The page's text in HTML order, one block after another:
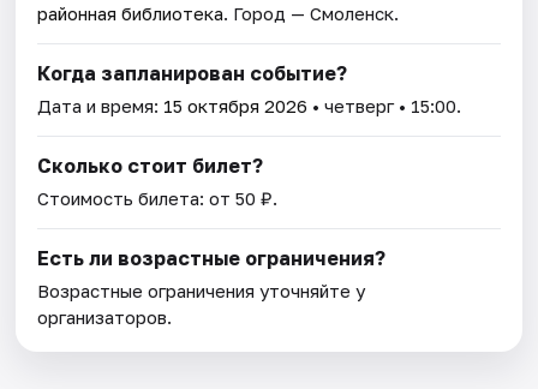
районная библиотека. Город — Смоленск.
Когда запланирован событие?
Дата и время: 15 октября 2026 • четверг • 15:00.
Сколько стоит билет?
Стоимость билета: от 50 ₽.
Есть ли возрастные ограничения?
Возрастные ограничения уточняйте у
организаторов.